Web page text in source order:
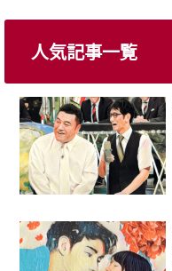
人気記事一覧